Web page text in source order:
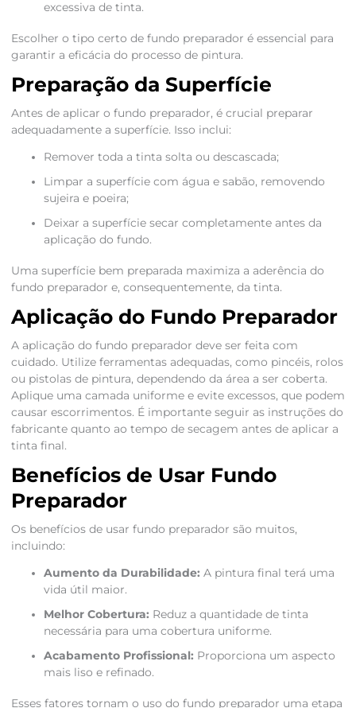
excessiva de tinta.
Escolher o tipo certo de fundo preparador é essencial para
garantir a eficácia do processo de pintura.
Preparação da Superfície
Antes de aplicar o fundo preparador, é crucial preparar
adequadamente a superfície. Isso inclui:
Remover toda a tinta solta ou descascada;
Limpar a superfície com água e sabão, removendo
sujeira e poeira;
Deixar a superfície secar completamente antes da
aplicação do fundo.
Uma superfície bem preparada maximiza a aderência do
fundo preparador e, consequentemente, da tinta.
Aplicação do Fundo Preparador
A aplicação do fundo preparador deve ser feita com
cuidado. Utilize ferramentas adequadas, como pincéis, rolos
ou pistolas de pintura, dependendo da área a ser coberta.
Aplique uma camada uniforme e evite excessos, que podem
causar escorrimentos. É importante seguir as instruções do
fabricante quanto ao tempo de secagem antes de aplicar a
tinta final.
Benefícios de Usar Fundo
Preparador
Os benefícios de usar fundo preparador são muitos,
incluindo:
Aumento da Durabilidade: A pintura final terá uma
vida útil maior.
Melhor Cobertura: Reduz a quantidade de tinta
necessária para uma cobertura uniforme.
Acabamento Profissional: Proporciona um aspecto
mais liso e refinado.
Esses fatores tornam o uso do fundo preparador uma etapa